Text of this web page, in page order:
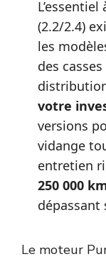
(2.2/2.4)
les
des
votre
versions
vidange
entretien
250 000
dépassant
Le moteur